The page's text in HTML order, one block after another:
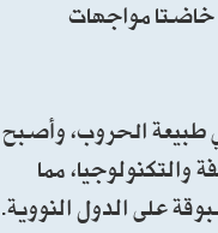
خاضتا مواجهات
طبيعة الحروب، وأصبح
مما
على الدول النووية.